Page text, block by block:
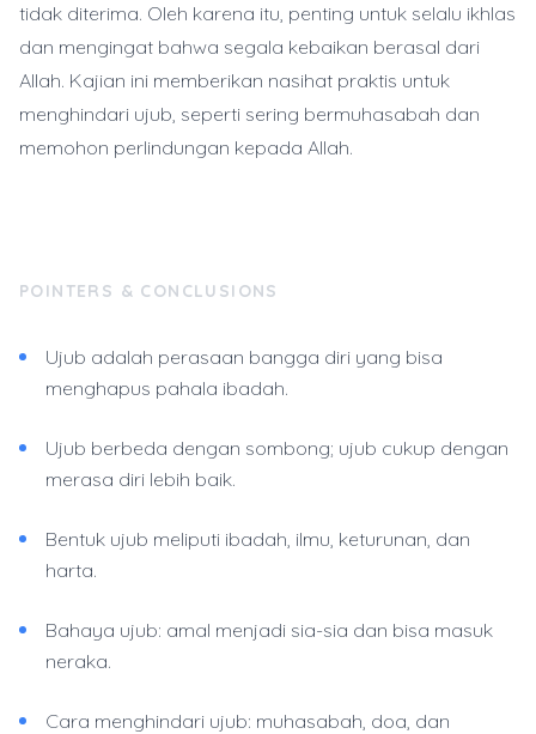
tidak diterima. Oleh karena itu, penting untuk selalu ikhlas
dan mengingat bahwa segala kebaikan berasal dari
Allah. Kajian ini memberikan nasihat praktis untuk
menghindari ujub, seperti sering bermuhasabah dan
memohon perlindungan kepada Allah.
POINTERS & CONCLUSIONS
Ujub adalah perasaan bangga diri yang bisa
menghapus pahala ibadah.
Ujub berbeda dengan sombong; ujub cukup dengan
merasa diri lebih baik.
Bentuk ujub meliputi ibadah, ilmu, keturunan, dan
harta.
Bahaya ujub: amal menjadi sia-sia dan bisa masuk
neraka.
Cara menghindari ujub: muhasabah, doa, dan